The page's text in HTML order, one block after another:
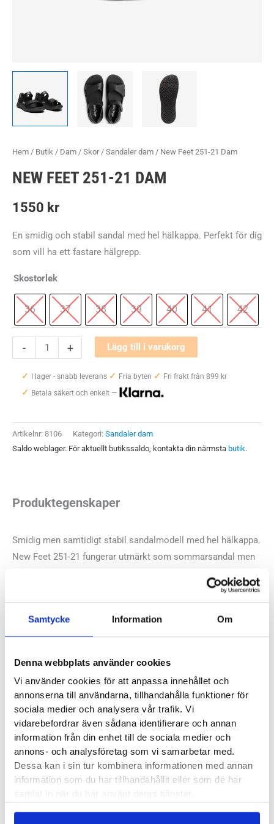
Samtycke Information Om
Denna webbplats använder cookies
Vi använder cookies för att anpassa innehållet och
annonserna till användarna, tillhandahålla funktioner för
sociala medier och analysera vår trafik. Vi
vidarebefordrar även sådana identifierare och annan
information från din enhet till de sociala medier och
annons- och analysföretag som vi samarbetar med.
Dessa kan i sin tur kombinera informationen med annan
information som du har tillhandahållit eller som de har
samlat in när du har använt deras tjänster.
Hem / Butik / Dam / Skor/ Sandaler dam / New Feet 251-21 Dam
NEW FEET 251-21 DAM
1550 kr
En smidig och stabil sandal med hel hälkappa. Perfekt för dig
som vill ha ett fastare hälgrepp.
Skostorlek
36 37 38 39 40 41 42
-
Feet
251-
mängd
+ Lägg till i varukorg
✓ I lager - snabb leverans ✓ Fria byten ✓ Fri frakt från 899 kr
✓ Betala säkert och enkelt —
Artikelnr: 8106 Kategori: Sandaler dam
Saldo weblager. För aktuellt butikssaldo, kontakta din närmsta butik.
Produktegenskaper
Smidig men samtidigt stabil sandalmodell med hel hälkappa.
New Feet 251-21 fungerar utmärkt som sommarsandal men
Läst:Normal, bred
Material:
Slätt kalvskinn
Löstagbar innersula:Ja
Butiker: Stockholm Hornstull, Stockholm Odengatan
Stockholm Storgatan, Stockholm Sickla,Umeå,Uppsala
Örnsköldsvik ,Östersund
Recensioner